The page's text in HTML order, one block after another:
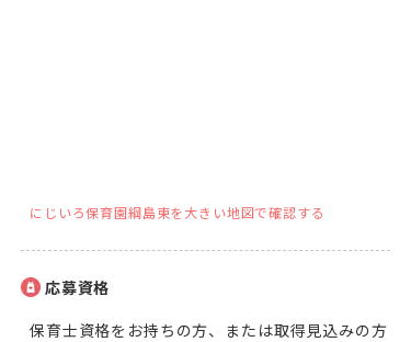
にじいろ保育園綱島東を大きい地図で確認する
応募資格
保育士資格をお持ちの方、または取得見込みの方